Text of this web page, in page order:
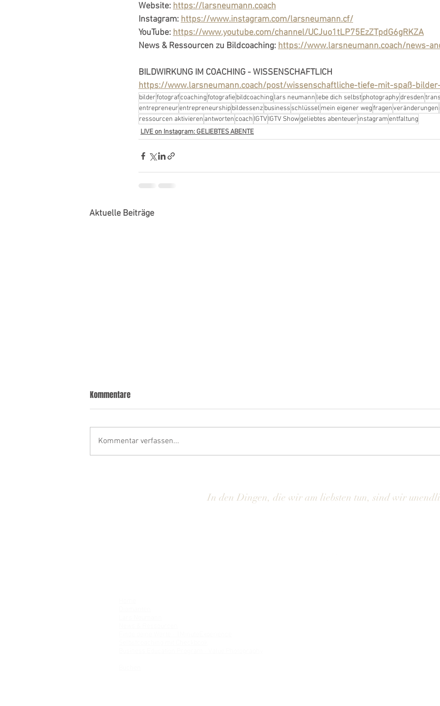
Website: https://larsneumann.coach
Instagram: https://www.instagram.com/larsneumann.cf/
YouTube: https://www.youtube.com/channel/UCJuo1tLP75EzZTpdG6gRKZA
News & Ressourcen zu Bildcoaching: https://www.larsneumann.coach/news-
BILDWIRKUNG IM COACHING - WISSENSCHAFTLICH
https://www.larsneumann.coach/post/wissenschaftliche-tiefe-mit-spaß-
bilderfotografcoachingfotografiebildcoaching lars neumann lebe dich selbstphotographydresden
entrepreneurentrepreneurshipbildessenz business schlüssel mein eigener wegfragenveränderungen
ressourcen aktivieren antwortencoach IGTVIGTV Showgeliebtes abenteuer instagramentfaltung
LIVE on Instagram: GELIEBTES ABENTE
Aktuelle Beiträge
Kommentare
Kommentar verfassen...
In den Dingen, die wir am liebsten tun, sind wir